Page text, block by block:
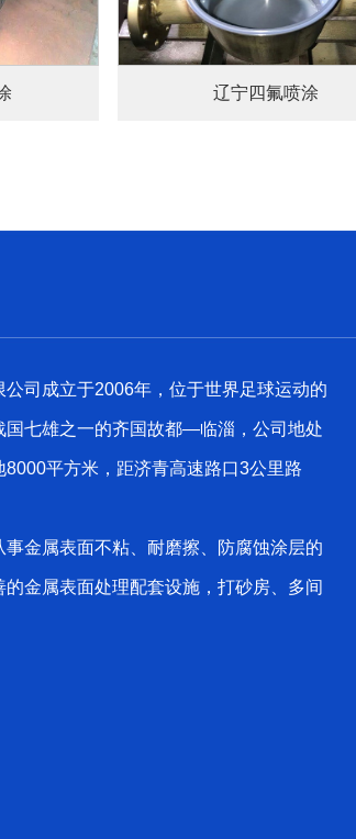
辽宁四氟喷涂
司成立于2006年，位于世界足球运动的
国七雄之一的齐国故都—临淄，公司地处
平方米，距济青高速路口3公里路
金属表面不粘、耐磨擦、防腐蚀涂层的
金属表面处理配套设施，打砂房、多间